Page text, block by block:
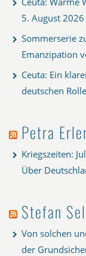
5. August 2026
Sommerserie
Emanzipation
Ceuta: Ein
deutschen Rolle
Petra
Kriegszeiten:
Über
Stefan
Von solchen
der